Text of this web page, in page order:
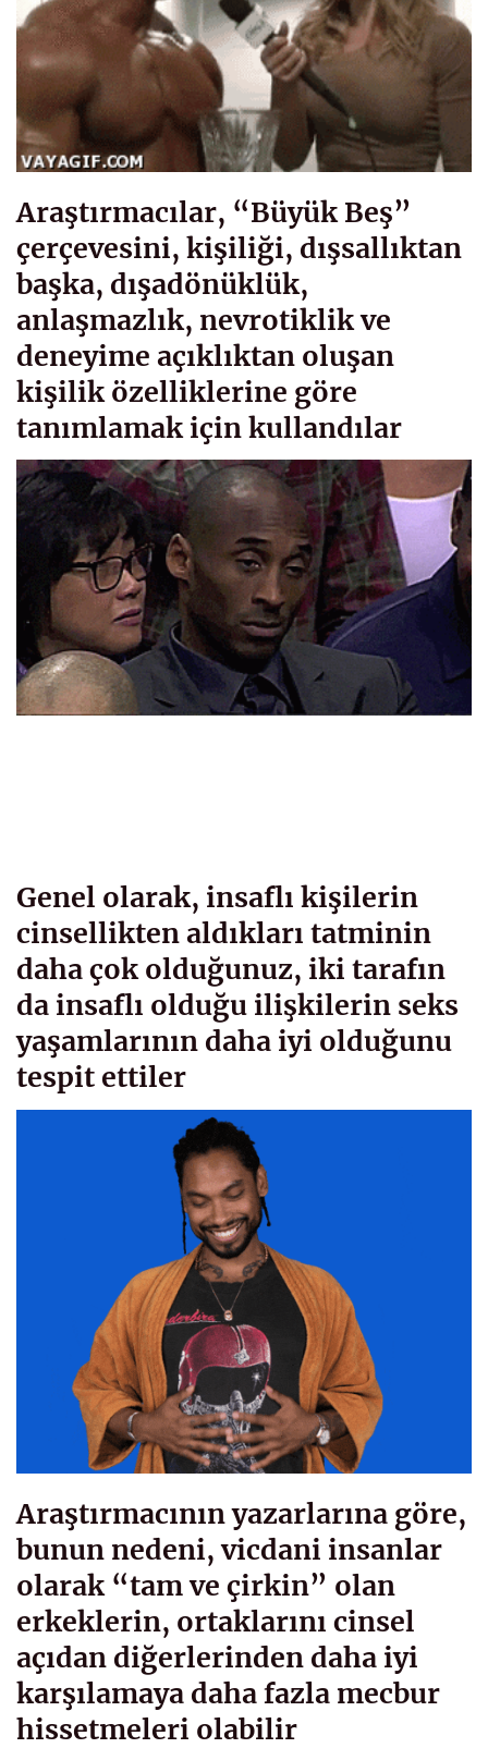
Araştırmacılar, “Büyük Beş”
çerçevesini, kişiliği, dışsallıktan
başka, dışadönüklük,
anlaşmazlık, nevrotiklik ve
deneyime açıklıktan oluşan
kişilik özelliklerine göre
tanımlamak için kullandılar
Genel olarak, insaflı kişilerin
cinsellikten aldıkları tatminin
daha çok olduğunuz, iki tarafın
da insaflı olduğu ilişkilerin seks
yaşamlarının daha iyi olduğunu
tespit ettiler
Araştırmacının yazarlarına göre,
bunun nedeni, vicdani insanlar
olarak “tam ve çirkin” olan
erkeklerin, ortaklarını cinsel
açıdan diğerlerinden daha iyi
karşılamaya daha fazla mecbur
hissetmeleri olabilir